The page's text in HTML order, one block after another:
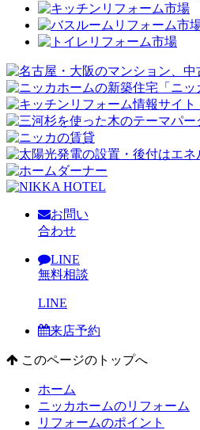
お問い
合わせ
LINE
無料相談
LINE
来店予約
このページのトップへ
ホーム
ニッカホームのリフォーム
リフォームのポイント